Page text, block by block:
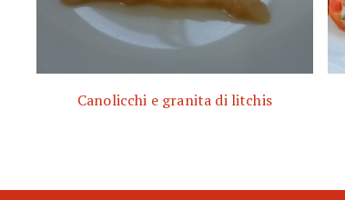
Canolicchi e granita di litchis